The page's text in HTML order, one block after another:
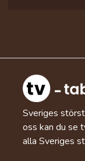
Sveriges
oss kan du se
alla Sveriges